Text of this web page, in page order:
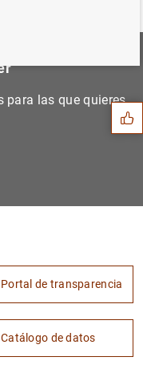
Sugerencias
1 2
para las que quieres
Portal de transparencia
Catálogo de datos